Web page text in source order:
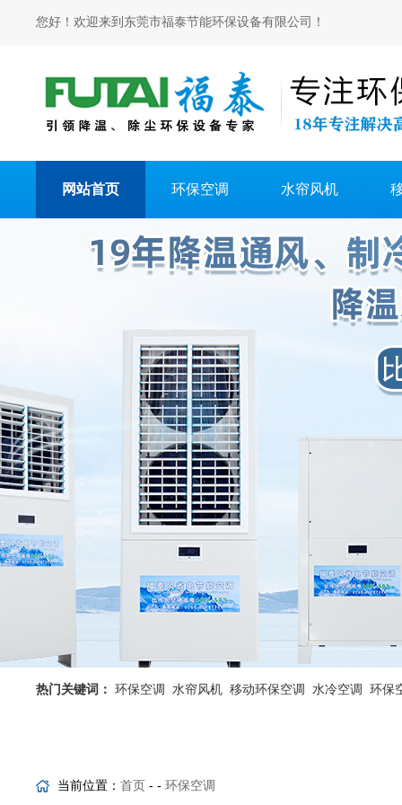
您好！欢迎来到东莞市福泰节能环保设备有限公司！
网站首页 环保空调 水帘风机
热门关键词： 环保空调 水帘风机 移动环保空调 水冷空调 环保
当前位置： 首页 - - 环保空调